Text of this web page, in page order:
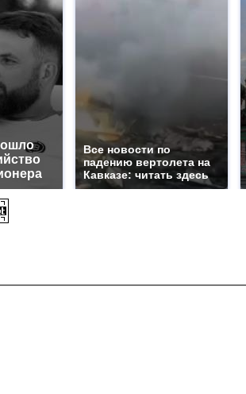
Все новости по
падению вертолета на
Кавказе: читать здесь